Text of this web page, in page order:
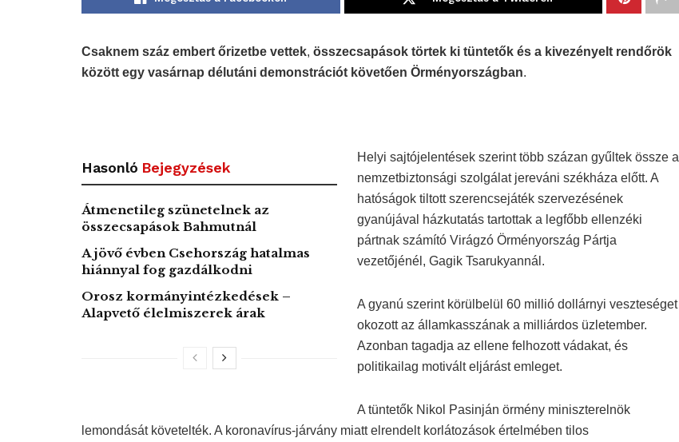
Csaknem száz embert őrizetbe vettek, összecsapások törtek ki tüntetők és a kivezényelt rendőrök
között egy vasárnap délutáni demonstrációt követően Örményországban.
Hasonló Bejegyzések
Átmenetileg szünetelnek az
összecsapások Bahmutnál
A jövő évben Csehország hatalmas
hiánnyal fog gazdálkodni
Orosz kormányintézkedések –
Alapvető élelmiszerek árak
Helyi sajtójelentések szerint több százan gyűltek össze a
nemzetbiztonsági szolgálat jereváni székháza előtt. A
hatóságok tiltott szerencsejáték szervezésének
gyanújával házkutatás tartottak a legfőbb ellenzéki
pártnak számító Virágzó Örményország Pártja
vezetőjénél, Gagik Tsarukyannál.
A gyanú szerint körülbelül 60 millió dollárnyi veszteséget
okozott az államkasszának a milliárdos üzletember.
Azonban tagadja az ellene felhozott vádakat, és
politikailag motivált eljárást emleget.
A tüntetők Nikol Pasinján örmény miniszterelnök
lemondását követelték. A koronavírus-járvány miatt elrendelt korlátozások értelmében tilos